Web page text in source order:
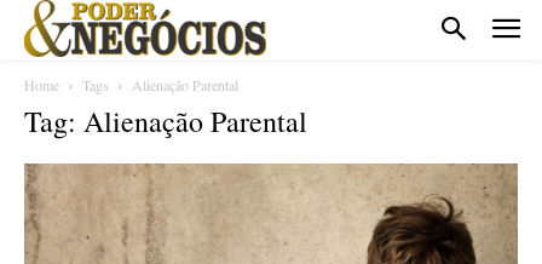
Home Tags Alienação Parental
Tag: Alienação Parental